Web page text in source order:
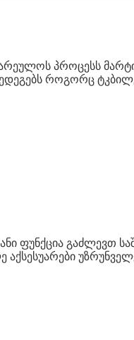
პროცესს
როგორც
ფუნქცია გაძლევთ
აქსესუარები